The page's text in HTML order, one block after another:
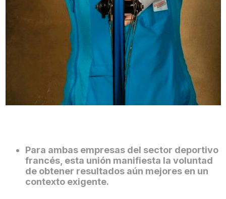
Para ambas empresas del sector deportivo
francés, esta unión manifiesta la voluntad
de obtener resultados aún mejores en un
contexto exigente.